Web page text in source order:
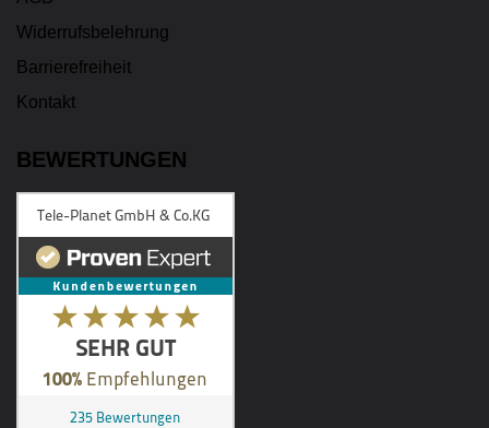
Widerrufsbelehrung
Barrierefreiheit
Kontakt
BEWERTUNGEN